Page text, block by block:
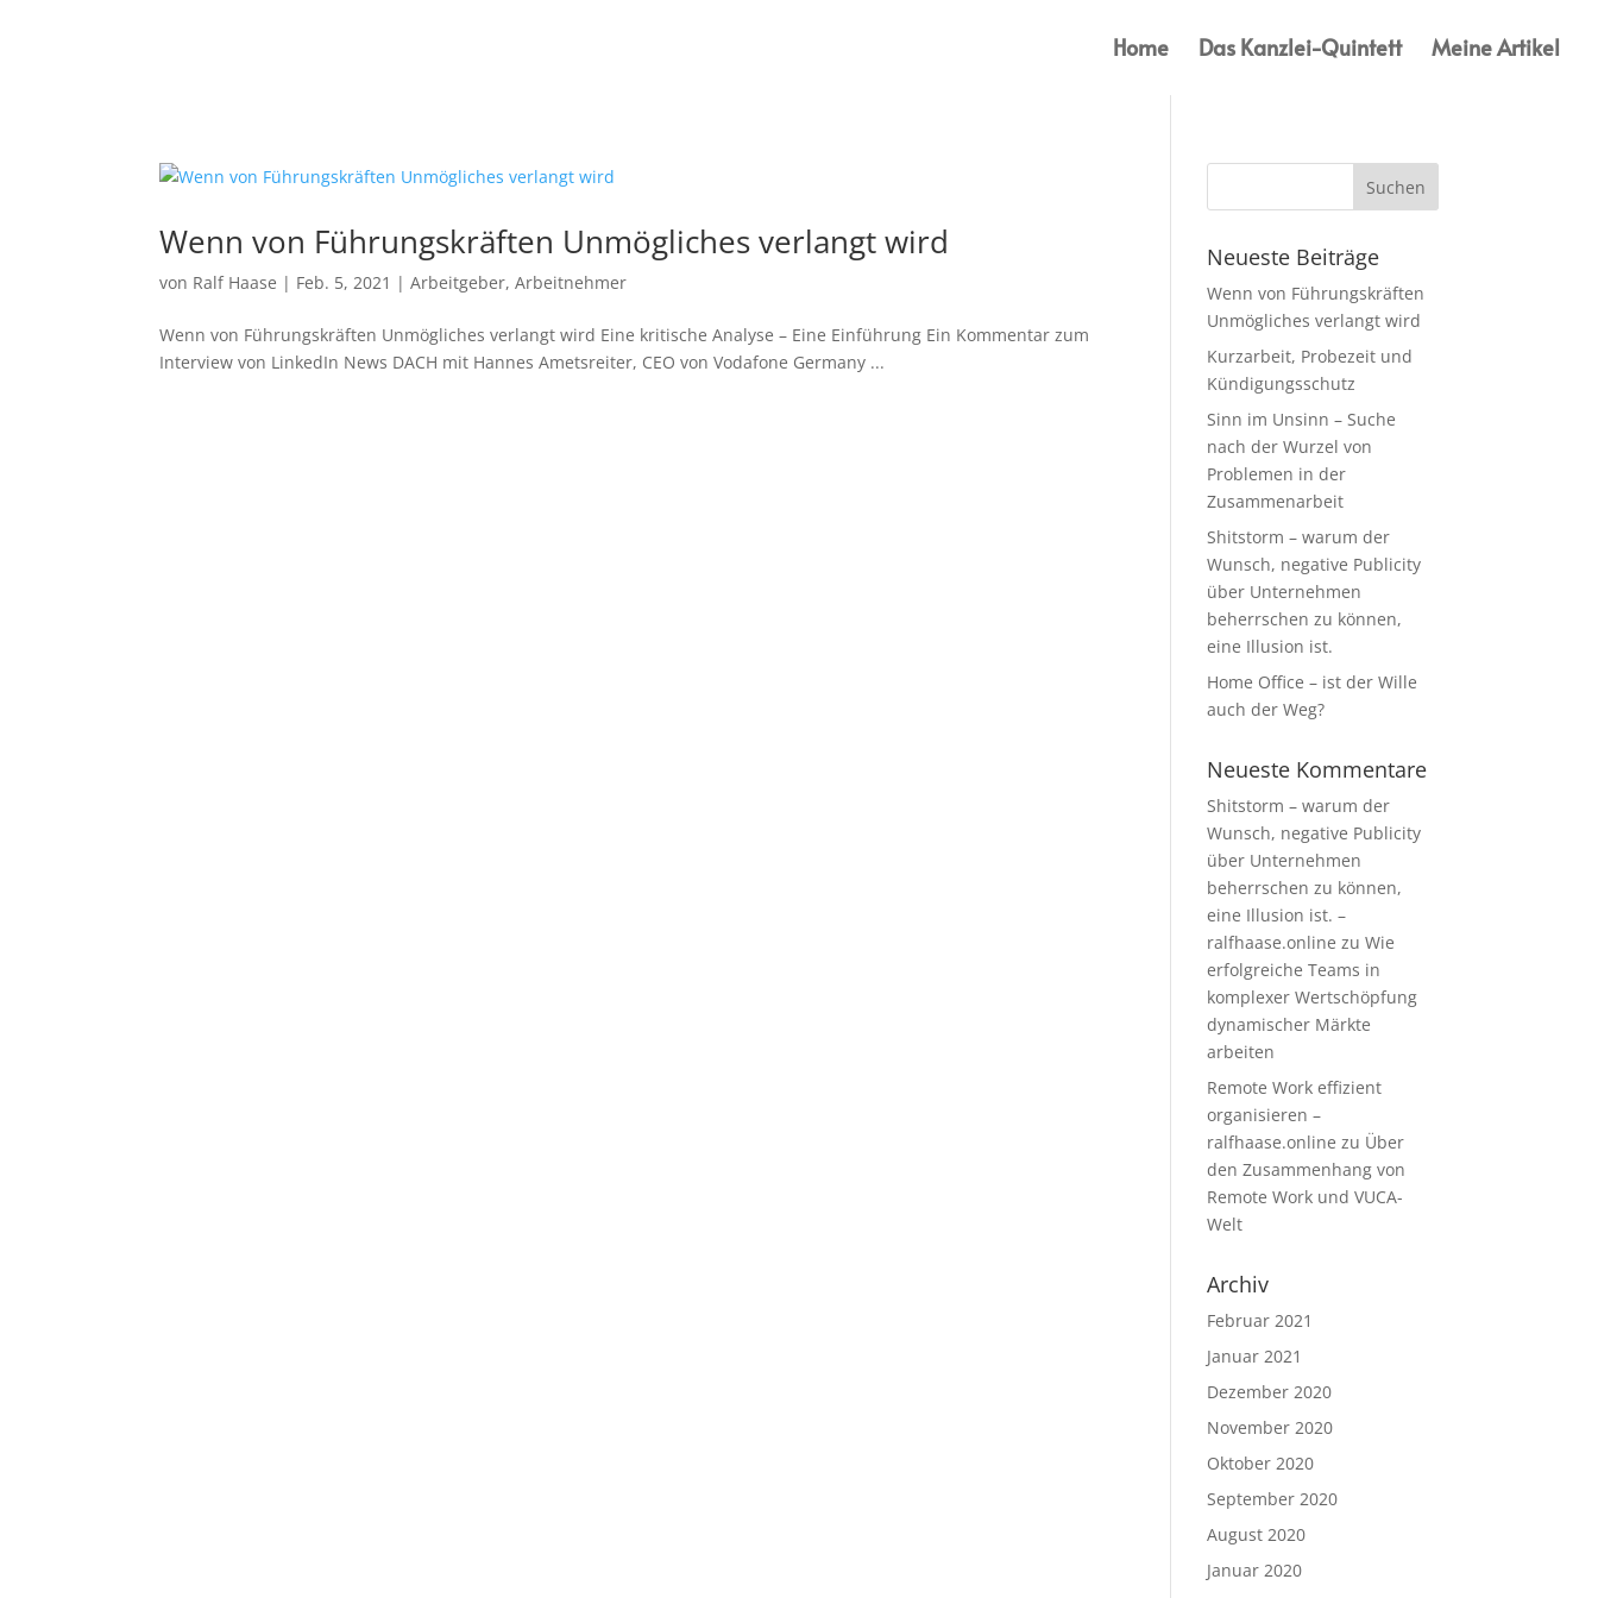
Home Das Kanzlei-Quintett Meine Artikel
Wenn von Führungskräften Unmögliches verlangt wird
von Ralf Haase | Feb. 5, 2021 |Arbeitgeber,Arbeitnehmer
Wenn von Führungskräften Unmögliches verlangt wird Eine kritische Analyse – Eine Einführung Ein Kommentar zum
Interview von LinkedIn News DACH mit Hannes Ametsreiter, CEO von Vodafone Germany ...
Neueste Beiträge
Wenn von Führungskräften
Unmögliches verlangt wird
Kurzarbeit, Probezeit und
Kündigungsschutz
Sinn im Unsinn – Suche
nach der Wurzel von
Problemen in der
Zusammenarbeit
Shitstorm – warum der
Wunsch, negative Publicity
über Unternehmen
beherrschen zu können,
eine Illusion ist.
Home Office – ist der Wille
auch der Weg?
Neueste Kommentare
Shitstorm – warum der
Wunsch, negative Publicity
über Unternehmen
beherrschen zu können,
eine Illusion ist. –
ralfhaase.online zuWie
erfolgreiche Teams in
komplexer Wertschöpfung
dynamischer Märkte
arbeiten
Remote Work effizient
organisieren –
ralfhaase.online zu Über
den Zusammenhang von
Remote Work und VUCA-
Welt
Archiv
Februar 2021
Januar 2021
Dezember 2020
November 2020
Oktober 2020
September 2020
August 2020
Januar 2020